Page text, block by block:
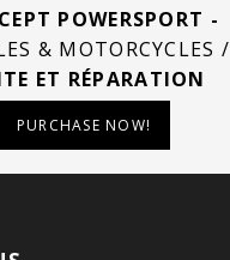
POWERSPORT -
& MOTORCYCLES /
ET RÉPARATION
PURCHASE NOW!